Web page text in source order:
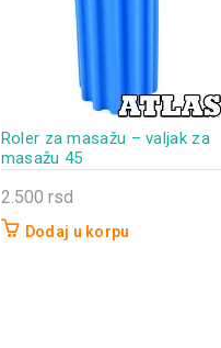
Roler za masažu – valjak za
masažu 45
2.500 rsd
Dodaj u korpu